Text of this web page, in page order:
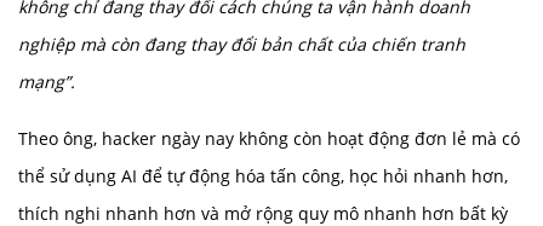
không chỉ đang thay đổi cách chúng ta vận hành doanh
nghiệp mà còn đang thay đổi bản chất của chiến tranh
mạng”.
Theo ông, hacker ngày nay không còn hoạt động đơn lẻ mà có
thể sử dụng AI để tự động hóa tấn công, học hỏi nhanh hơn,
thích nghi nhanh hơn và mở rộng quy mô nhanh hơn bất kỳ